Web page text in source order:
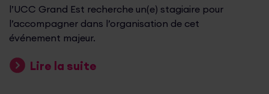
l’UCC Grand Est recherche un(e) stagiaire pour
l’accompagner dans l’organisation de cet
événement majeur.
Lire la suite